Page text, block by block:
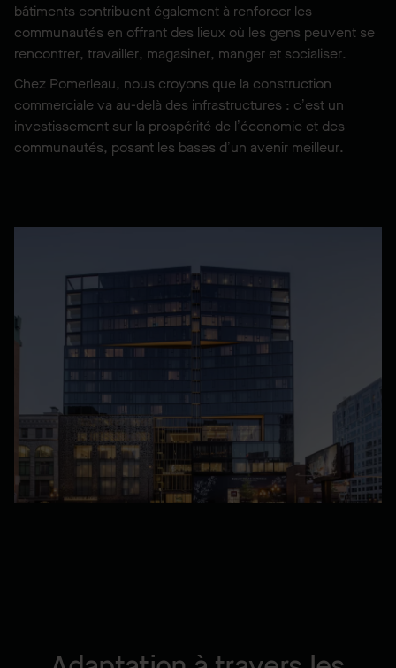
bâtiments contribuent également à renforcer les
communautés en offrant des lieux où les gens peuvent se
rencontrer, travailler, magasiner, manger et socialiser.
Chez Pomerleau, nous croyons que la construction
commerciale va au-delà des infrastructures : c’est un
investissement sur la prospérité de l’économie et des
communautés, posant les bases d’un avenir meilleur.